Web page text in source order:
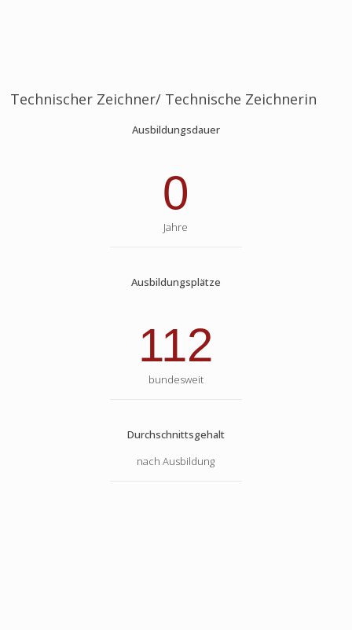
Technischer Zeichner/ Technische Zeichnerin
Ausbildungsdauer
0
Jahre
Ausbildungsplätze
112
bundesweit
Durchschnittsgehalt
nach Ausbildung